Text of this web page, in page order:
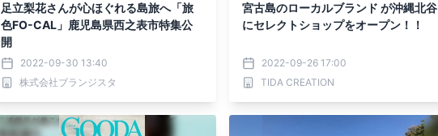
足立梨花さんが心ほぐれる島旅へ「旅
色FO-CAL」鹿児島県西之表市特集公
開
2022-09-30 13:40
株式会社ブランジスタ
宮古島のローカルブランド が沖縄北谷
にセレクトショップをオープン！！
2022-09-26 17:00
TIDA CREATION